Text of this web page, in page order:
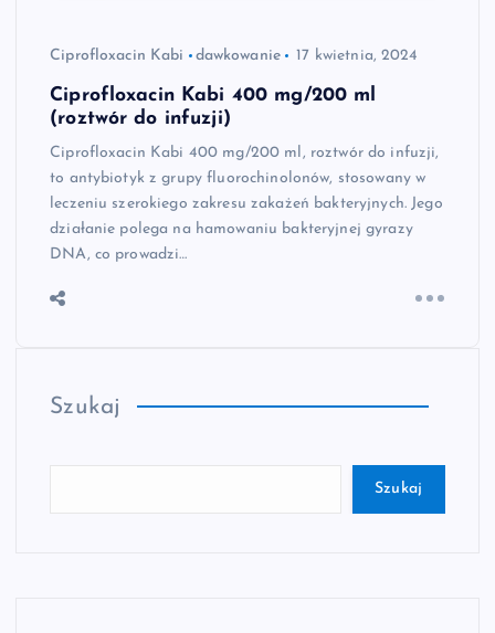
Ciprofloxacin Kabi dawkowanie 17 kwietnia, 2024
Ciprofloxacin Kabi 400 mg/200 ml
(roztwór do infuzji)
Ciprofloxacin Kabi 400 mg/200 ml, roztwór do infuzji,
to antybiotyk z grupy fluorochinolonów, stosowany w
leczeniu szerokiego zakresu zakażeń bakteryjnych. Jego
działanie polega na hamowaniu bakteryjnej gyrazy
DNA, co prowadzi…
Szukaj
Szukaj